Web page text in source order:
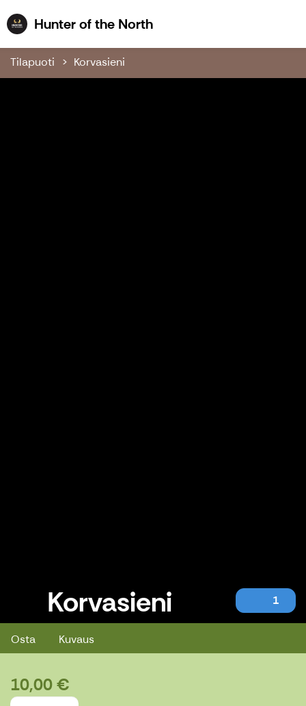
Hunter of the NorthHunter of the North
Tilapuoti Korvasieni
Korvasieni 1
Korvasieni
Osta Kuvaus
10,00 €